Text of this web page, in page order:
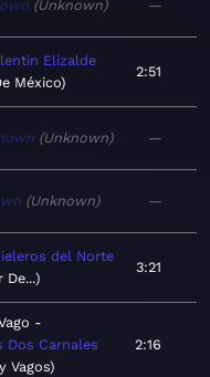
Unknown —
Elizalde
México
2:51
Unknown —
Unknown —
del Norte
De...
3:21
Dos Carnales
Vagos
2:16